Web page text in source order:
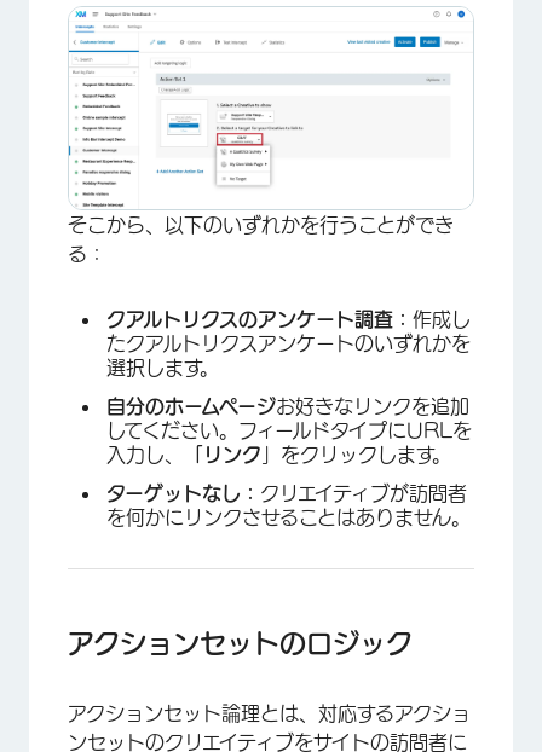
そこから、以下のいずれかを行うことができ
る：
クアルトリクスのアンケート調査： 作成し
たクアルトリクスアンケートのいずれかを
選択します。
自分のホームページお好きなリンクを追加
してください。フィールドタイプにURLを
入力し、
「リンク 」をクリックします。
ターゲットなし： クリエイティブが訪問者
を何かにリンクさせることはありません。
アクションセットのロジック
アクションセット論理とは、対応するアクショ
ンセットのクリエイティブをサイトの訪問者に